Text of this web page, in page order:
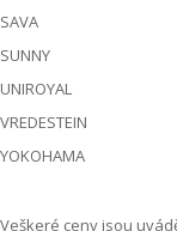
SAVA
SUNNY
UNIROYAL
VREDESTEIN
YOKOHAMA
Veškeré ceny jsou